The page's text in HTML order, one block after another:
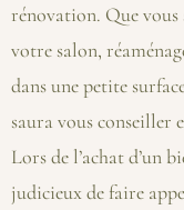
rénovation. Que
votre salon,
dans une petite
saura vous conseiller
Lors de l’achat d’un
judicieux de faire